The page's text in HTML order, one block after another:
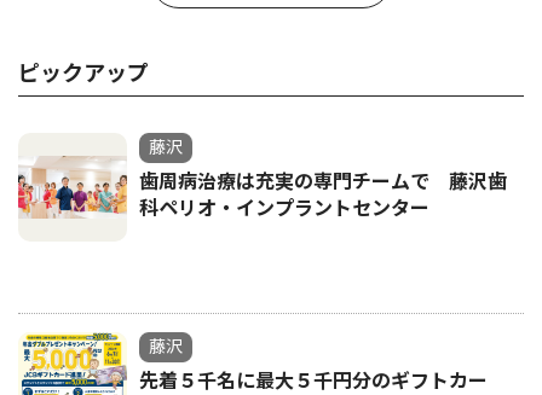
ピックアップ
藤沢
歯周病治療は充実の専門チームで 藤沢歯
科ペリオ・インプラントセンター
藤沢
先着５千名に最大５千円分のギフトカー